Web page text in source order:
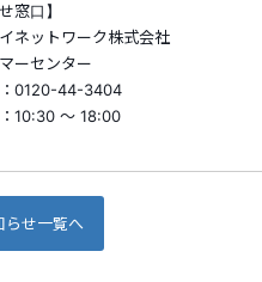
窓口】
ネットワーク株式会社
ーセンター
0120-44-3404
10:30 ～ 18:00
らせ一覧へ